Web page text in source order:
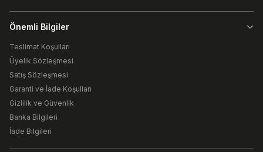
Önemli Bilgiler
Teslimat Koşulları
Üyelik Sözleşmesi
Satış Sözleşmesi
Garanti ve İade Koşulları
Gizlilik ve Güvenlik
Banka Bilgileri
İade Bilgileri